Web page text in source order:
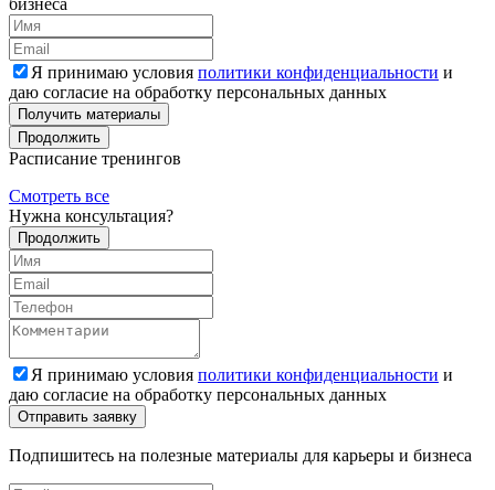
Я принимаю условия политики конфиденциальности и
даю согласие на обработку персональных данных
Получить материалы
Продолжить
Расписание тренингов
Смотреть все
Нужна консультация?
Продолжить
Я принимаю условия политики конфиденциальности и
даю согласие на обработку персональных данных
Подпишитесь на полезные материалы для карьеры и бизнеса